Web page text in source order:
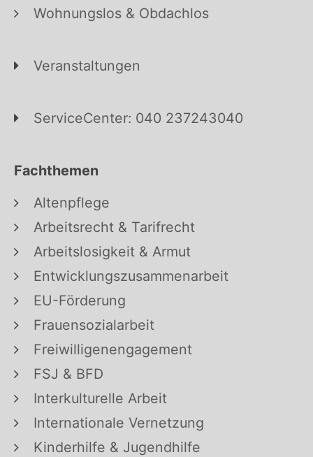
Wohnungslos & Obdachlos
Veranstaltungen
ServiceCenter: 040 237243040
Fachthemen
Altenpflege
Arbeitsrecht & Tarifrecht
Arbeitslosigkeit & Armut
Entwicklungszusammenarbeit
EU-Förderung
Frauensozialarbeit
Freiwilligenengagement
FSJ & BFD
Interkulturelle Arbeit
Internationale Vernetzung
Kinderhilfe & Jugendhilfe